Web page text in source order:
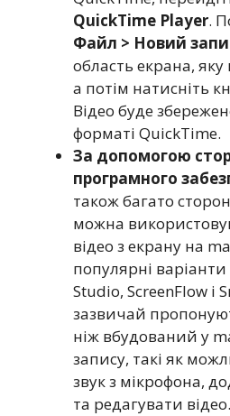
QuickTime Player.
Файл > Новий
область екрана,
а потім натисніть
Відео буде
форматі QuickTime.
За допомогою
програмного
також багато
можна
відео з екрану на
популярні
Studio, ScreenFlow і
зазвичай
ніж вбудований у
запису, такі як
звук з мікрофона,
та редагувати відео.